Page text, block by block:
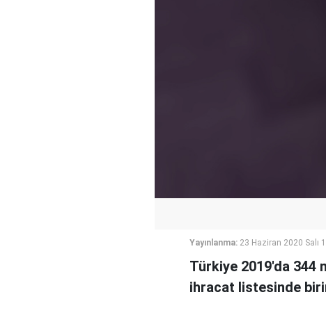
Yayınlanma: 23 Haziran 2020 Salı
Türkiye 2019'da 344
ihracat listesinde